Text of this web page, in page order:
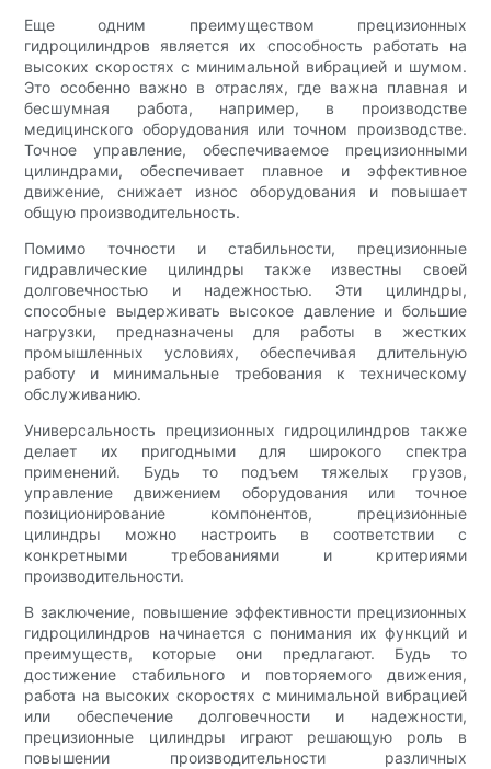
Еще одним преимуществом прецизионных
гидроцилиндров является их способность работать на
высоких скоростях с минимальной вибрацией и шумом.
Это особенно важно в отраслях, где важна плавная и
бесшумная работа, например, в производстве
медицинского оборудования или точном производстве.
Точное управление, обеспечиваемое прецизионными
цилиндрами, обеспечивает плавное и эффективное
движение, снижает износ оборудования и повышает
общую производительность.
Помимо точности и стабильности, прецизионные
гидравлические цилиндры также известны своей
долговечностью и надежностью. Эти цилиндры,
способные выдерживать высокое давление и большие
нагрузки, предназначены для работы в жестких
промышленных условиях, обеспечивая длительную
работу и минимальные требования к техническому
обслуживанию.
Универсальность прецизионных гидроцилиндров также
делает их пригодными для широкого спектра
применений. Будь то подъем тяжелых грузов,
управление движением оборудования или точное
позиционирование компонентов, прецизионные
цилиндры можно настроить в соответствии с
конкретными требованиями и критериями
производительности.
В заключение, повышение эффективности прецизионных
гидроцилиндров начинается с понимания их функций и
преимуществ, которые они предлагают. Будь то
достижение стабильного и повторяемого движения,
работа на высоких скоростях с минимальной вибрацией
или обеспечение долговечности и надежности,
прецизионные цилиндры играют решающую роль в
повышении производительности различных